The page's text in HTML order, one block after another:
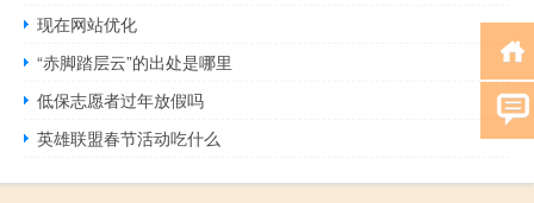
现在网站优化
“赤脚踏层云”的出处是哪里
低保志愿者过年放假吗
英雄联盟春节活动吃什么